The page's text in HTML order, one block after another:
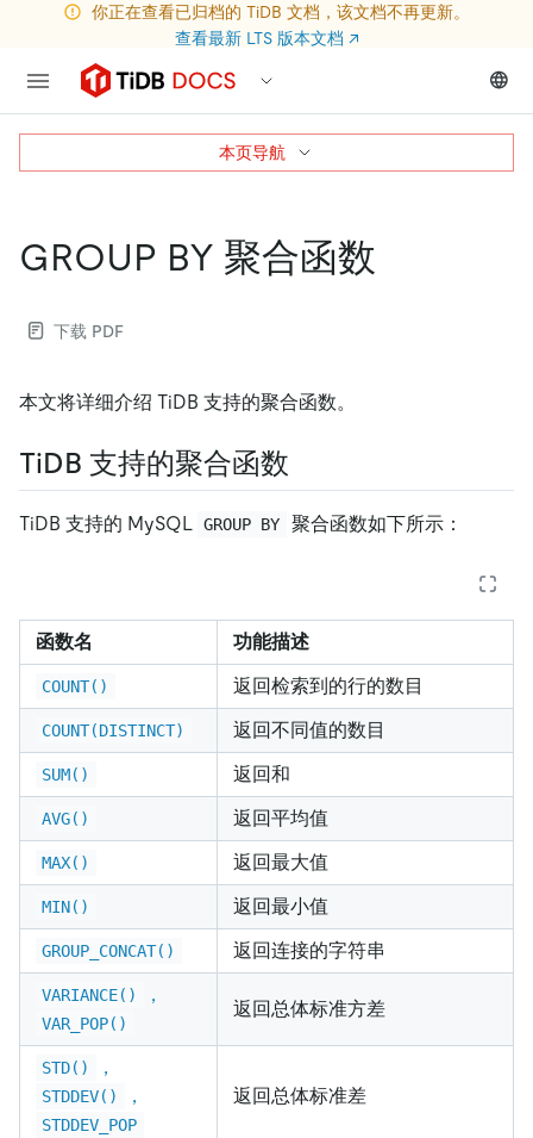
你正在查看已归档的 TiDB 文档，该文档不再更新。
查看最新 LTS 版本文档 ↗
GROUP BY 聚合函数
下载 PDF
本文将详细介绍 TiDB 支持的聚合函数。
TiDB 支持的聚合函数
TiDB 支持的 MySQL GROUP BY 聚合函数如下所示：
函数名 功能描述
COUNT() 返回检索到的行的数目
COUNT(DISTINCT) 返回不同值的数目
SUM() 返回和
AVG() 返回平均值
MAX() 返回最大值
MIN() 返回最小值
GROUP_CONCAT() 返回连接的字符串
VARIANCE() ，
VAR_POP()
返回总体标准方差
STD() ，
STDDEV() ，
STDDEV_POP
返回总体标准差
本页导航